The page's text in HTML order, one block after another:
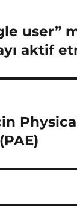
user”
aktif